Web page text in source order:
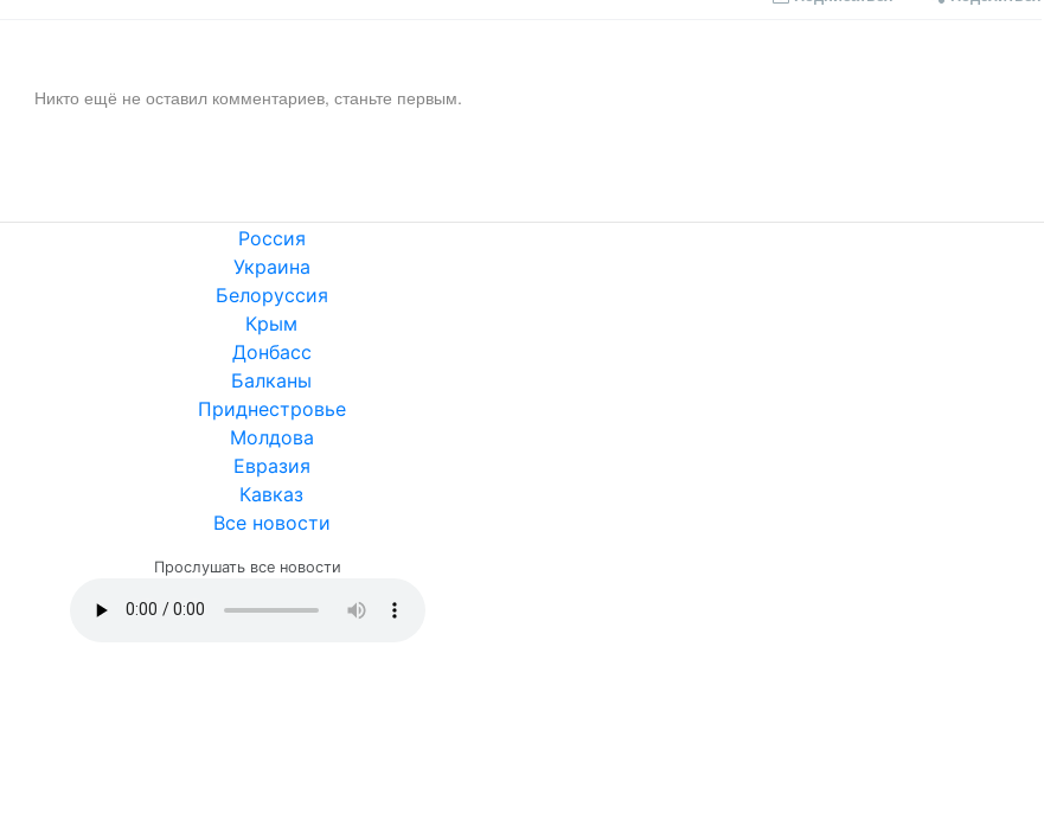
Никто ещё не оставил комментариев, станьте первым.
Россия
Украина
Белоруссия
Крым
Донбасс
Балканы
Приднестровье
Молдова
Евразия
Кавказ
Все новости
Прослушать все новости